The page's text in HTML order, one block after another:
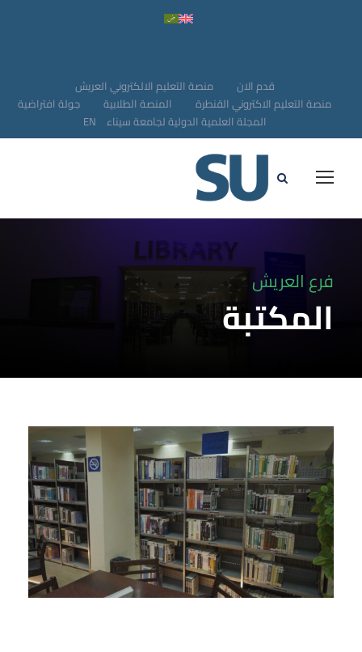
قدم الان
منصة التعليم الالكتروني العريش
منصة التعليم الاكتروني القنطرة
المنصة الطلابية
جولة افتراضية
المجلة العلمية الدولية لجامعة سيناء EN
فرع العريش
المكتبة